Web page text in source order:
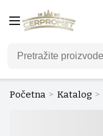
Početna > Katalog >